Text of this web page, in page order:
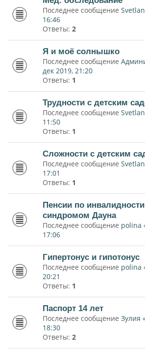
Последнее сообщение
16:46
Ответы: 2
Я и моё солнышко
Последнее сообщение
дек 2019, 21:20
Ответы: 1
Трудности с детским
Последнее сообщение
11:50
Ответы: 1
Сложности с детским
Последнее сообщение
17:01
Ответы: 1
Пенсии по
синдромом Дауна
Последнее сообщение polina
17:06
Гипертонус и гипотонус
Последнее сообщение polina
20:21
Ответы: 1
Паспорт 14 лет
Последнее сообщение Зулия
18:30
Ответы: 2